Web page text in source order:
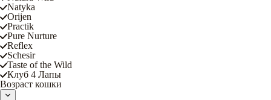
Natyka
Orijen
Practik
Pure Nurture
Reflex
Schesir
Taste of the Wild
Клуб 4 Лапы
Возраст кошки